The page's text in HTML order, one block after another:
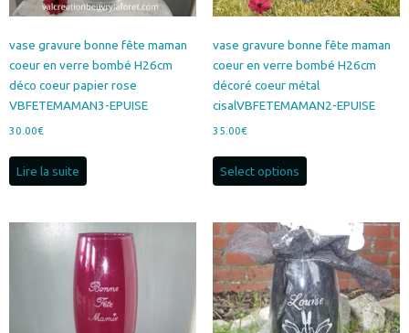
vase gravure bonne fête maman
coeur en verre bombé H26cm
déco coeur papier rose
VBFETEMAMAN3-EPUISE
30.00€
Lire la suite
vase gravure bonne fête maman
coeur en verre bombé H26cm
décoré coeur métal
cisalVBFETEMAMAN2-EPUISE
35.00€
Select options